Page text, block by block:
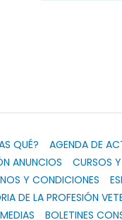
QUÉ? AGENDA DE
ANUNCIOS
CURSOS
Y CONDICIONES
DE LA PROFESIÓN
BOLETINES